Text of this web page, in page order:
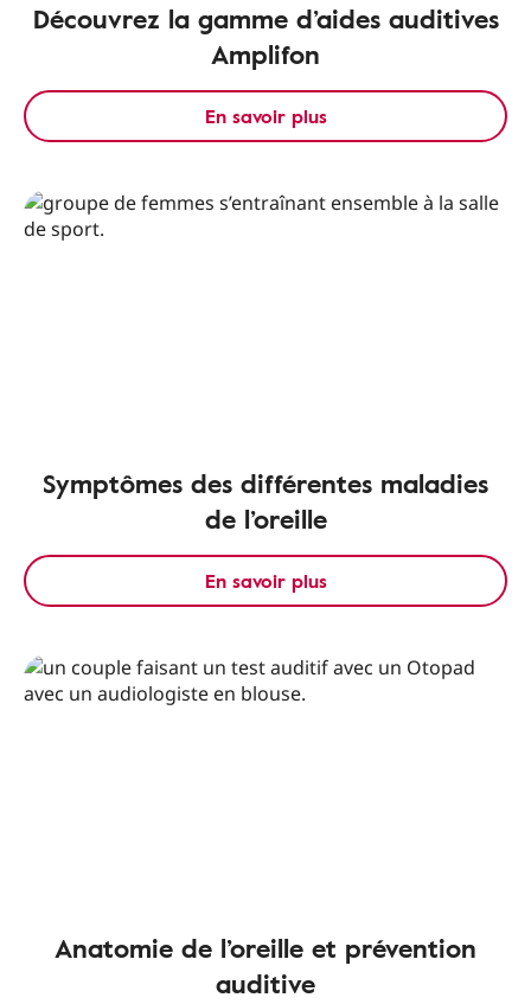
Découvrez la gamme d’aides auditives
Amplifon
En savoir plus
Symptômes des différentes maladies
de l’oreille
En savoir plus
Anatomie de l’oreille et prévention
auditive